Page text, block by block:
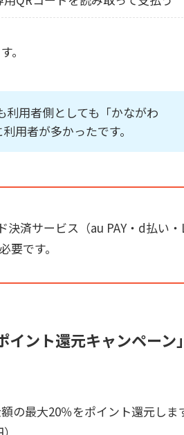
。
利用者側としても「かながわ
用者が多かったです。
決済サービス（au PAY・d払い
要です。
ント還元キャンペーン
の最大20％をポイント還元しま